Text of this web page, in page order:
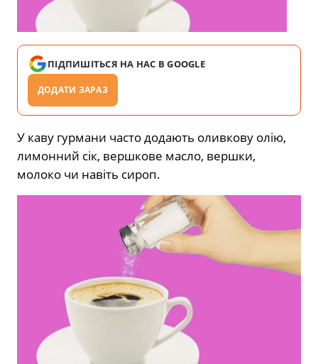
ПІДПИШІТЬСЯ НА НАС В GOOGLE
ДОДАТИ ЗАРАЗ
У каву гурмани часто додають оливкову олію,
лимонний сік, вершкове масло, вершки,
молоко чи навіть сироп.